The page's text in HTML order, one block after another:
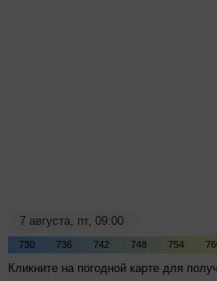
Кликните на погодной карте для